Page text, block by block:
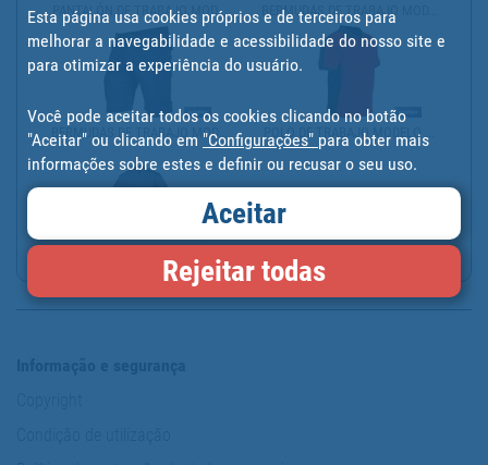
PANTALÓN DE TRABAJO MOD... BERMUDAS DE TRABAJO MOD...
BERMUDAS DE TRABAJO MOD... POLO DE TRABAJO MODELO ...
Esta página usa cookies próprios e de terceiros para
melhorar a navegabilidade e acessibilidade do nosso site e
para otimizar a experiência do usuário.
Você pode aceitar todos os cookies clicando no botão
"Aceitar" ou clicando em "Configurações" para obter mais
informações sobre estes e definir ou recusar o seu uso.
Aceitar
Rejeitar todas